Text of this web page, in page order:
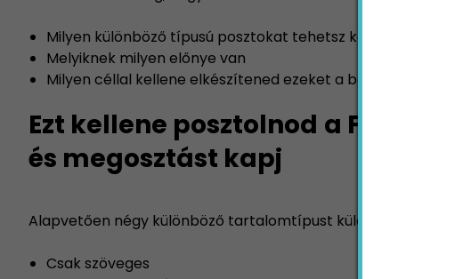
Milyen különböző típusú posztokat tehetsz közé az
Melyiknek milyen előnye van
Milyen céllal kellene elkészítened ezeket a bejegyzéseket
Ezt kellene posztolnod a
és megosztást kapj
Alapvetően négy különböző tartalomtípust különböztetünk
Csak szöveges